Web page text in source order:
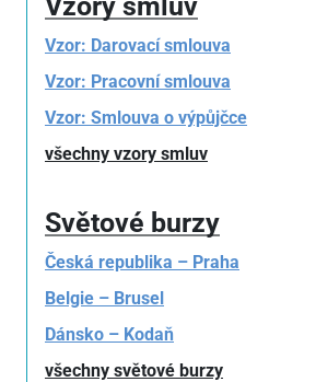
Vzor: Darovací smlouva
Vzor: Pracovní smlouva
Vzor: Smlouva o výpůjčce
všechny vzory smluv
Světové burzy
Česká republika – Praha
Belgie – Brusel
Dánsko – Kodaň
všechny světové burzy